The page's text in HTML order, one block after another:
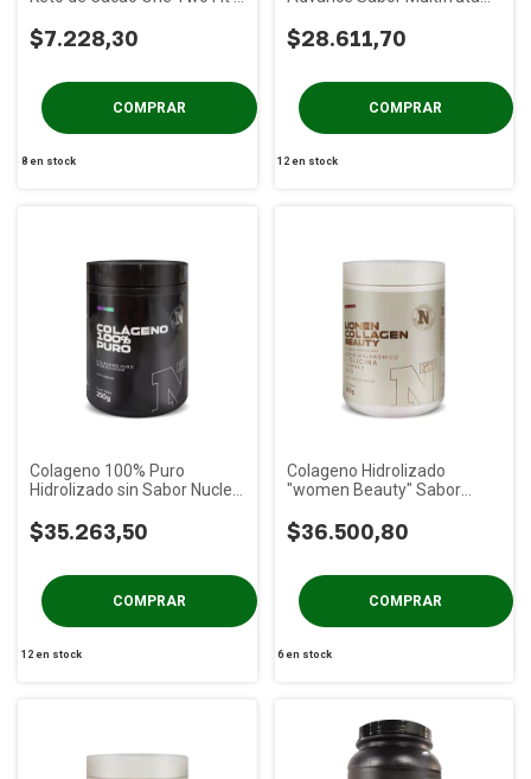
$7.228,30
8en stock
$28.611,70
12 en stock
Colageno 100% Puro
Hidrolizado sin Sabor Nucleo
$35.263,50
12en stock
Colageno Hidrolizado
"women Beauty" Sabor
gs
$36.500,80
6en stock